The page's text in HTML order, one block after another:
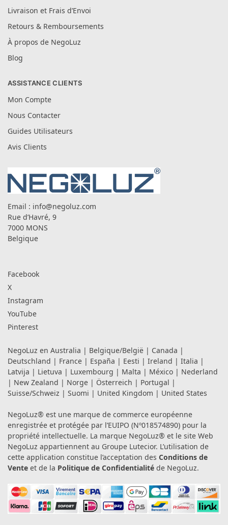
Livraison et Frais d’Envoi
Retours & Remboursements
À propos de NegoLuz
Blog
ASSISTANCE CLIENTS
Mon Compte
Nous Contacter
Guides Utilisateurs
Avis Clients
Email : info@negoluz.com
Rue d’Havré, 9
7000 MONS
Belgique
Facebook
X
Instagram
YouTube
Pinterest
NegoLuz en Australia | Belgique/België | Canada |
Deutschland | France | España | Eesti | Ireland | Italia |
Latvija | Lietuva | Luxembourg | Malta | México | Nederland
| New Zealand | Norge | Österreich | Portugal |
Suisse/Schweiz | Suomi | United Kingdom | United States
NegoLuz® est une marque de commerce européenne
enregistrée et protégée par l’EUIPO (Nº018574890) pour la
propriété intellectuelle. La marque NegoLuz® et le site Web
NegoLuz appartiennent au Groupe Lutecior. L’utilisation de
cette application constitue l’acceptation des Conditions de
Vente et de la Politique de Confidentialité de NegoLuz.